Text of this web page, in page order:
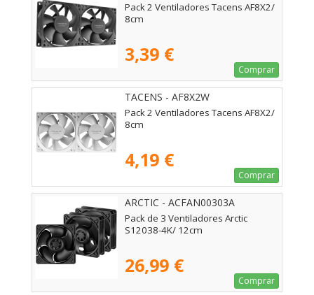
Pack 2 Ventiladores Tacens AF8X2/
8cm
3,39 €
Comprar
TACENS - AF8X2W
Pack 2 Ventiladores Tacens AF8X2/
8cm
4,19 €
Comprar
ARCTIC - ACFAN00303A
Pack de 3 Ventiladores Arctic
S12038-4K/ 12cm
26,99 €
Comprar